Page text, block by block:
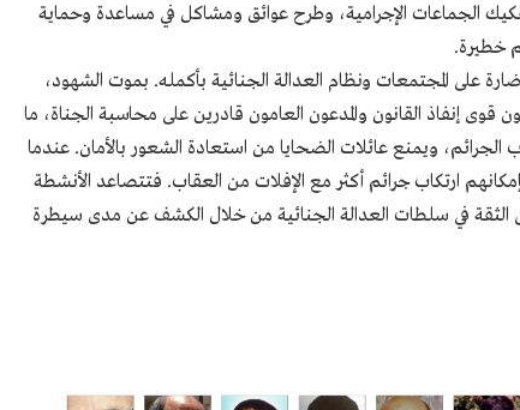
الجماعات الإجرامية، وطرح عوائق ومشاكل في مساعدة وحماية
خطيرة.
المجتمعات ونظام العدالة الجنائية بأكمله. بموت الشهود،
قوى إنفاذ القانون والمدعون العامون قادرين على محاسبة الجناة، ما
الجرائم، ويمنع عائلات الضحايا من استعادة الشعور بالأمان. عندما
ارتكاب جرائم أكثر مع الإفلات من العقاب. فتتصاعد الأنشطة
الثقة في سلطات العدالة الجنائية من خلال الكشف عن مدى سيطرة